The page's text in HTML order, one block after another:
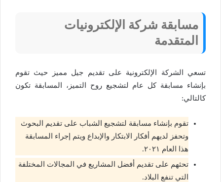
مسابقة شركة الإلكترونيات
المتقدمة
تسعي الشركة الإلكترونية على تقديم جيل مميز حيث تقوم
بإنشاء مسابقة كل عام لتشجيع روح التميز، المسابقة تكون
كالتالي:
تقوم بإنشاء مسابقة لتشجيع الشباب على تقديم البحوث
وتحفز لديهم أفكار الابتكار والإبداع ويتم إجراء المسابقة
هذا العام ٢٠٢١.
تحثهم على تقديم أفضل المشاريع في المجالات المختلفة
التي تنفع البلاد.